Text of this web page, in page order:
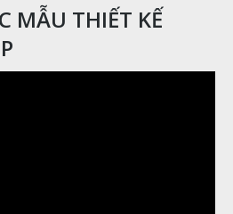
MẪU THIẾT KẾ